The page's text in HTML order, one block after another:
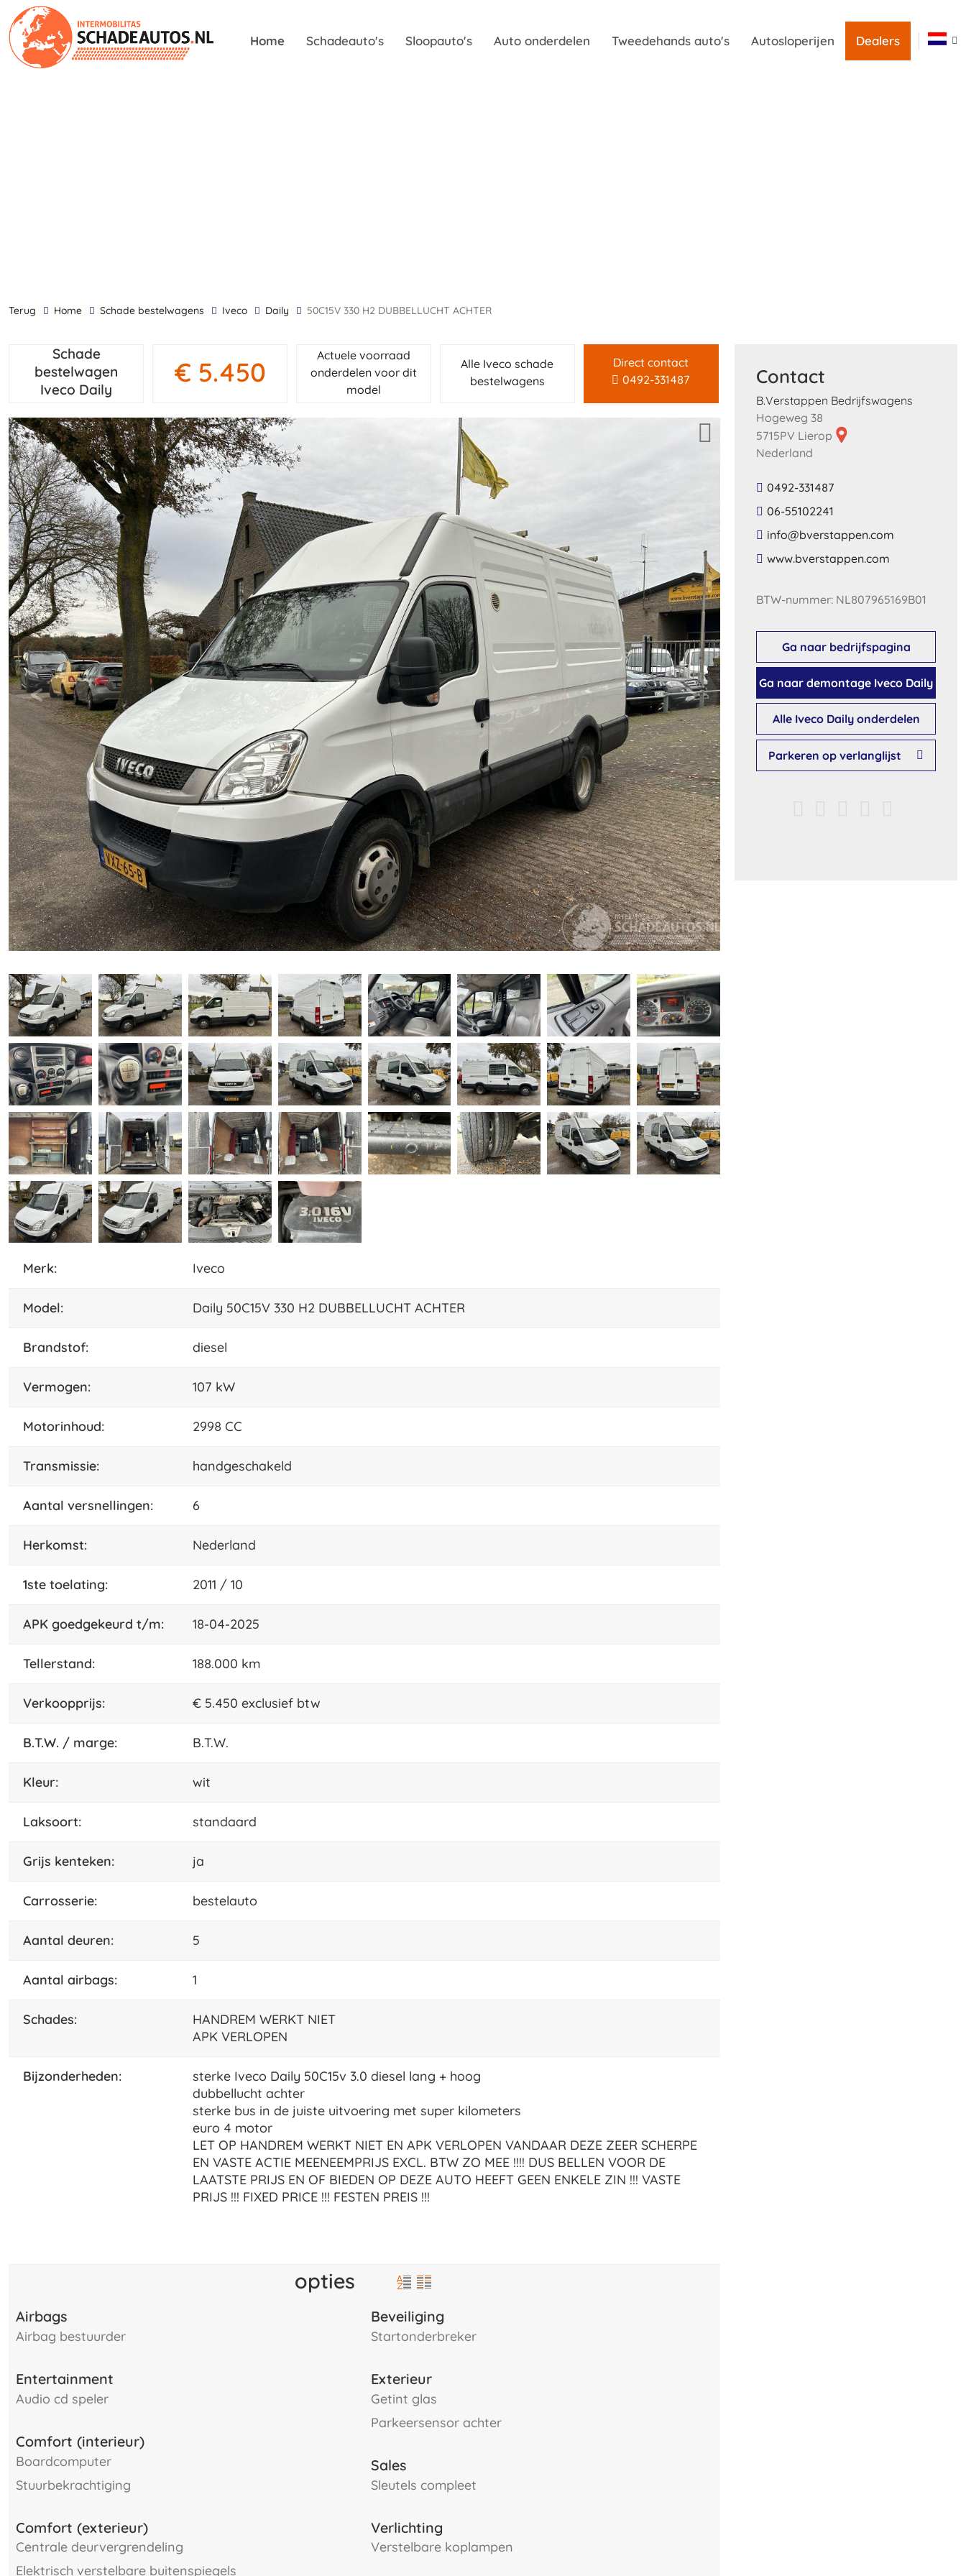
Home Schadeauto's Sloopauto's Auto onderdelen Tweedehands auto's Autosloperijen Dealers
terug Home Schade bestelwagens Iveco Daily 50C15V 330 H2 DUBBELLUCHT ACHTER
Schade
bestelwagen
Iveco Daily
€ 5.450
Actuele voorraad
onderdelen voor dit
model
Alle Iveco schade
bestelwagens
Direct contact
0492-331487
merk: Iveco
model: Daily 50C15V 330 H2 DUBBELLUCHT ACHTER
brandstof: diesel
vermogen: 107 kW
motorinhoud: 2998 CC
transmissie: handgeschakeld
aantal versnellingen: 6
herkomst: Nederland
1ste toelating: 2011 / 10
APK goedgekeurd t/m: 18-04-2025
tellerstand: 188.000 km
Verkoopprijs: € 5.450 exclusief btw
B.T.W. / marge: B.T.W.
kleur: wit
laksoort: standaard
grijs kenteken: ja
carrosserie: bestelauto
aantal deuren: 5
aantal airbags: 1
schades:
HANDREM WERKT NIET
APK VERLOPEN
bijzonderheden:
sterke Iveco Daily 50C15v 3.0 diesel lang + hoog
dubbellucht achter
sterke bus in de juiste uitvoering met super kilometers
euro 4 motor
LET OP HANDREM WERKT NIET EN APK VERLOPEN VANDAAR DEZE ZEER SCHERPE
EN VASTE ACTIE MEENEEMPRIJS EXCL. BTW ZO MEE !!!! DUS BELLEN VOOR DE
LAATSTE PRIJS EN OF BIEDEN OP DEZE AUTO HEEFT GEEN ENKELE ZIN !!! VASTE
PRIJS !!! FIXED PRICE !!! FESTEN PREIS !!!
opties
Airbags
airbag bestuurder
Beveiliging
startonderbreker
Entertainment
audio cd speler
Comfort (interieur)
boardcomputer
stuurbekrachtiging
Comfort (exterieur)
centrale deurvergrendeling
elektrisch verstelbare buitenspiegels
Exterieur
getint glas
parkeersensor achter
Sales
sleutels compleet
Verlichting
verstelbare koplampen
Contact
B.Verstappen Bedrijfswagens
Hogeweg 38
5715PV Lierop
Nederland
0492-331487
06-55102241
​info​@​bverstappen​.​com​
​www​.​bverstappen​.​com​
BTW-nummer: NL807965169B01
Ga naar bedrijfspagina
Ga naar demontage Iveco Daily
Alle Iveco Daily onderdelen
Parkeren op verlanglijst